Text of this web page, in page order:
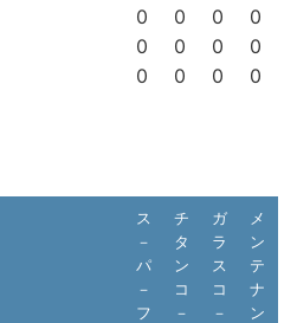
0
0
0
0
0
0
0
0
0
0
0
0
ス
－
パ
－
フ
チ
タ
ン
コ
－
ガ
ラ
ス
コ
－
メ
ン
テ
ナ
ン